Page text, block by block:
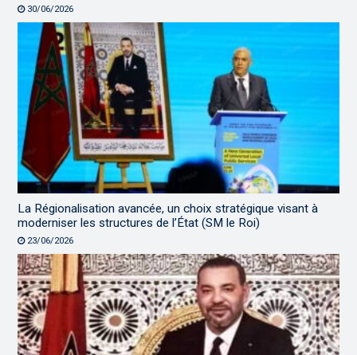
30/06/2026
La Régionalisation avancée, un choix stratégique visant à
moderniser les structures de l’État (SM le Roi)
23/06/2026